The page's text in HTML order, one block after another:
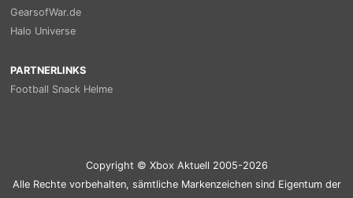
GearsofWar.de
Halo Universe
PARTNERLINKS
Football Snack Helme
Copyright © Xbox Aktuell 2005-2026
Alle Rechte vorbehalten, sämtliche Markenzeichen sind Eigentum der